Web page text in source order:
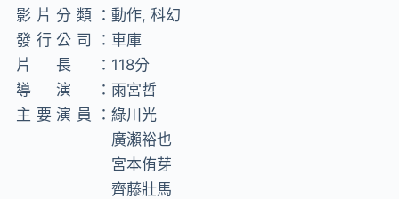
影片分類：動作, 科幻
發行公司： 車庫
片長： 118分
導演： 雨宮哲
主要演員：綠川光
廣瀨裕也
宮本侑芽
齊藤壯馬